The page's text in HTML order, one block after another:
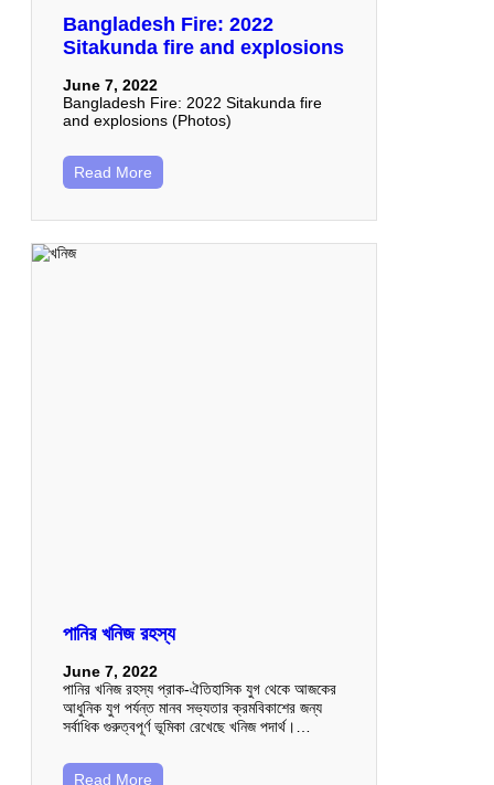
Bangladesh Fire: 2022
Sitakunda fire and explosions
June 7, 2022
Bangladesh Fire: 2022 Sitakunda fire
and explosions (Photos)
Read More
পানির খনিজ রহস্য
June 7, 2022
পানির খনিজ রহস্য প্রাক-ঐতিহাসিক যুগ থেকে আজকের
আধুনিক যুগ পর্যন্ত মানব সভ্যতার ক্রমবিকাশের জন্য
সর্বাধিক গুরুত্বপূর্ণ ভূমিকা রেখেছে খনিজ পদার্থ।…
Read More